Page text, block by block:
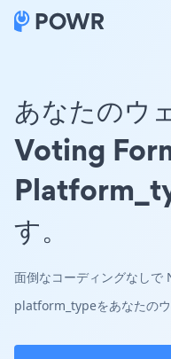
あなたのウ
Voting
す。
面倒なコーディングなし
platform_typeをあなたのウ